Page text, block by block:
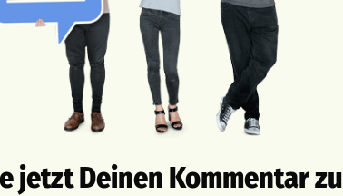
jetzt Deinen Kommentar zu